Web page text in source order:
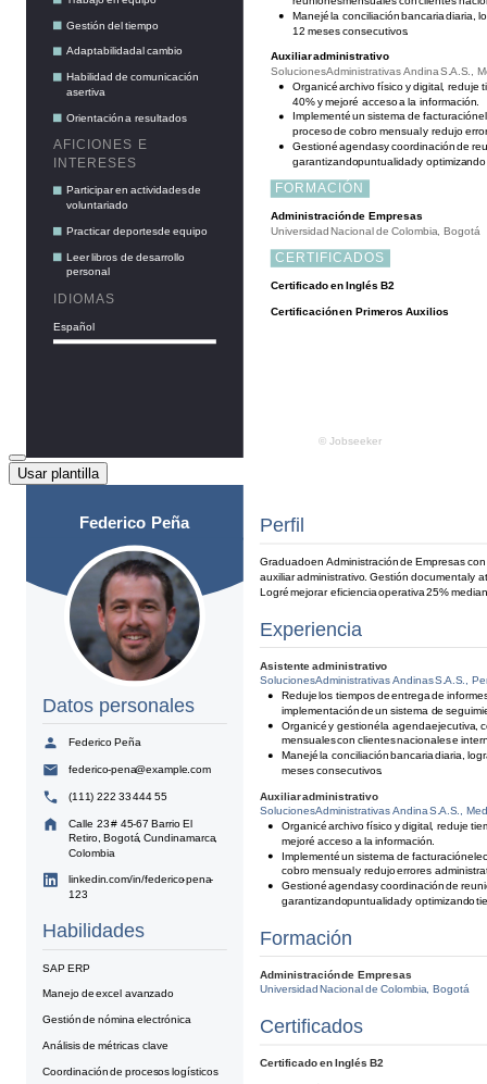
Usar plantilla